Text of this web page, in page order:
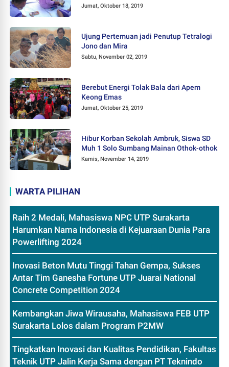
Jumat, Oktober 18, 2019
Ujung Pertemuan jadi Penutup Tetralogi
Jono dan Mira
Sabtu, November 02, 2019
Berebut Energi Tolak Bala dari Apem
Keong Emas
Jumat, Oktober 25, 2019
Hibur Korban Sekolah Ambruk, Siswa SD
Muh 1 Solo Sumbang Mainan Othok-othok
Kamis, November 14, 2019
WARTA PILIHAN
Raih 2 Medali, Mahasiswa NPC UTP Surakarta
Harumkan Nama Indonesia di Kejuaraan Dunia Para
Powerlifting 2024
Inovasi Beton Mutu Tinggi Tahan Gempa, Sukses
Antar Tim Ganesha Fortune UTP Juarai National
Concrete Competition 2024
Kembangkan Jiwa Wirausaha, Mahasiswa FEB UTP
Surakarta Lolos dalam Program P2MW
Tingkatkan Inovasi dan Kualitas Pendidikan, Fakultas
Teknik UTP Jalin Kerja Sama dengan PT Teknindo